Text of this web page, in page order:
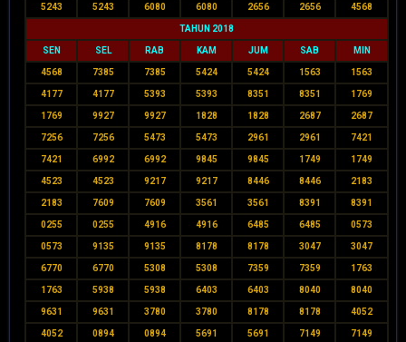
5243 5243 6080 6080 2656 2656 4568
TAHUN 2018
SEN SEL RAB KAM JUM SAB MIN
4568 7385 7385 5424 5424 1563 1563
4177 4177 5393 5393 8351 8351 1769
1769 9927 9927 1828 1828 2687 2687
7256 7256 5473 5473 2961 2961 7421
7421 6992 6992 9845 9845 1749 1749
4523 4523 9217 9217 8446 8446 2183
2183 7609 7609 3561 3561 8391 8391
0255 0255 4916 4916 6485 6485 0573
0573 9135 9135 8178 8178 3047 3047
6770 6770 5308 5308 7359 7359 1763
1763 5938 5938 6403 6403 8040 8040
9631 9631 3780 3780 8178 8178 4052
4052 0894 0894 5691 5691 7149 7149